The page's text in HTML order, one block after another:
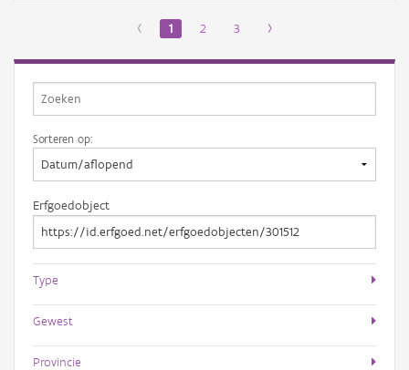
‹ 1 2 3 ›
Sorteren op:
Erfgoedobject
Type
Gewest
Provincie